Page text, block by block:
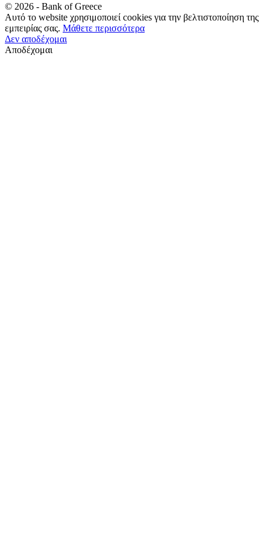
© 2026 - Bank of Greece
Αυτό το website χρησιμοποιεί cookies για την βελτιστοποίηση της
εμπειρίας σας. Μάθετε περισσότερα
Δεν αποδέχομαι
Αποδέχομαι